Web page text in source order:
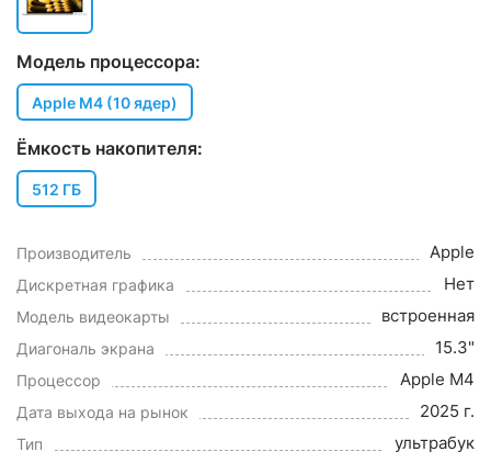
Модель процессора:
Apple M4 (10 ядер)
Ёмкость накопителя:
512 ГБ
Производитель Apple
Дискретная графика Нет
Модель видеокарты встроенная
Диагональ экрана 15.3"
Процессор Apple M4
Дата выхода на рынок 2025 г.
Тип ультрабук